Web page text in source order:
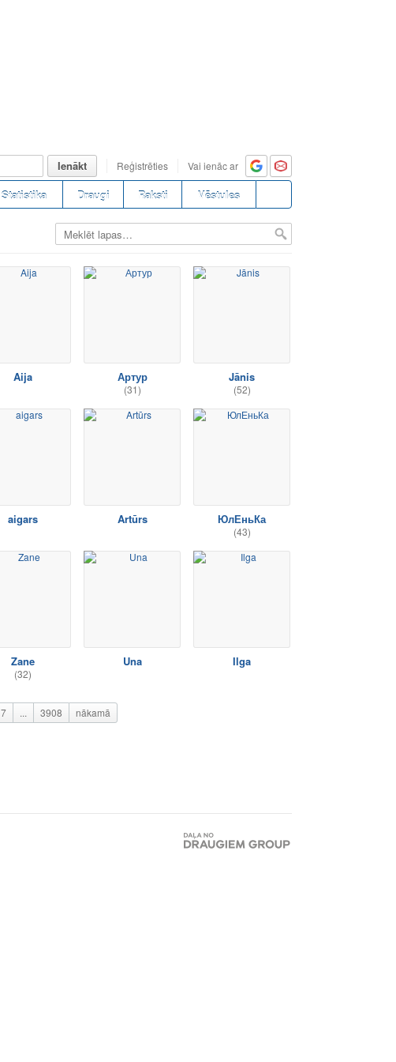
Ienākt Reģistrēties Vai ienāc ar
Statistika Draugi Raksti Vēstules
Aija Артур
(31)
Jānis
(52)
aigars Artūrs ЮлЕньКа
(43)
Zane
(32)
Una Ilga
7 ... 3908 nākamā